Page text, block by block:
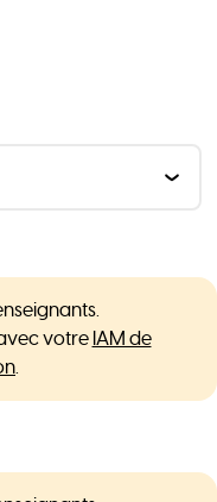
votre IAM de
.